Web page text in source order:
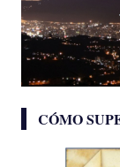
CÓMO